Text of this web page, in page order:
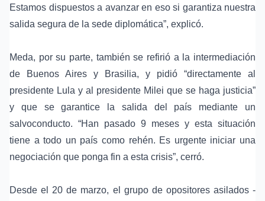
Estamos dispuestos a avanzar en eso si garantiza nuestra
salida segura de la sede diplomática”, explicó.
Meda, por su parte, también se refirió a la intermediación
de Buenos Aires y Brasilia, y pidió “directamente al
presidente Lula y al presidente Milei que se haga justicia”
y que se garantice la salida del país mediante un
salvoconducto. “Han pasado 9 meses y esta situación
tiene a todo un país como rehén. Es urgente iniciar una
negociación que ponga fin a esta crisis”, cerró.
Desde el 20 de marzo, el grupo de opositores asilados -